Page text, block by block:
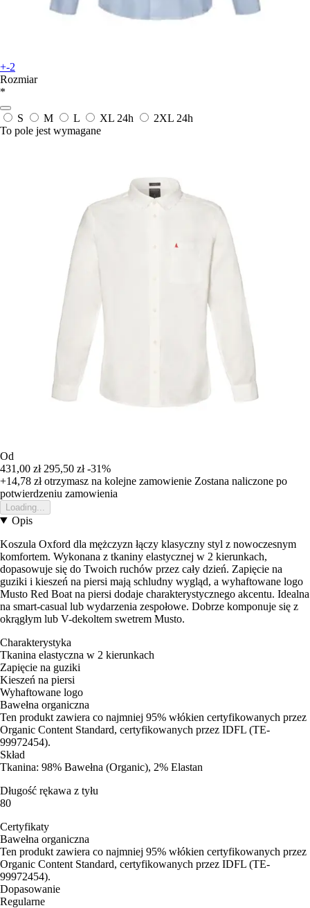
+-2
Rozmiar
*
S M L XL 24h 2XL 24h
To pole jest wymagane
Od
431,00 zł 295,50 zł -31%
+14,78 złotrzymasz na kolejne zamowienie Zostana naliczone po
potwierdzeniu zamowienia
Loading...
Opis
Koszula Oxford dla mężczyzn łączy klasyczny styl z nowoczesnym
komfortem. Wykonana z tkaniny elastycznej w 2 kierunkach,
dopasowuje się do Twoich ruchów przez cały dzień. Zapięcie na
guziki i kieszeń na piersi mają schludny wygląd, a wyhaftowane logo
Musto Red Boat na piersi dodaje charakterystycznego akcentu. Idealna
na smart-casual lub wydarzenia zespołowe. Dobrze komponuje się z
okrągłym lub V-dekoltem swetrem Musto.
Charakterystyka
Tkanina elastyczna w 2 kierunkach
Zapięcie na guziki
Kieszeń na piersi
Wyhaftowane logo
Bawełna organiczna
Ten produkt zawiera co najmniej 95% włókien certyfikowanych przez
Organic Content Standard, certyfikowanych przez IDFL (TE-
99972454).
Skład
Tkanina: 98% Bawełna (Organic), 2% Elastan
Długość rękawa z tyłu
80
Certyfikaty
Bawełna organiczna
Ten produkt zawiera co najmniej 95% włókien certyfikowanych przez
Organic Content Standard, certyfikowanych przez IDFL (TE-
99972454).
Dopasowanie
Regularne